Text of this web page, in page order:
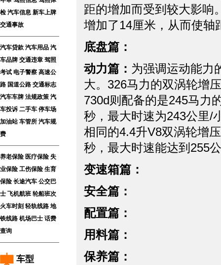
检 汽车信息 新车上牌
交通事故
汽车贷款 汽车用品 汽
车品牌 交通违章 驾照
考试 电子警察 高速公
路 国道公路 交通标志
汽车车牌 法规政策 汽
车投诉 二手车 停车场
加油站 车管所 汽车规
费
养老保险 医疗保险 失
业保险 工伤保险 生育
保险 长途汽车 公交巴
士 飞机航班 轮船班次
火车时刻 轻轨线路 地
铁线路 机场巴士 话费
查询
车型
距的增加而受到较大影响
增加了14厘米，从而使轴
底盘篇：
动力篇： 为强调运动能力
大。326马力的双涡轮增
730d则配备的是245马力
秒，最大时速为243公里/
相同的4.4升V8双涡轮增
秒，最大时速能达到255
变速箱篇：
安全篇：
配置篇：
用料篇：
保养篇：